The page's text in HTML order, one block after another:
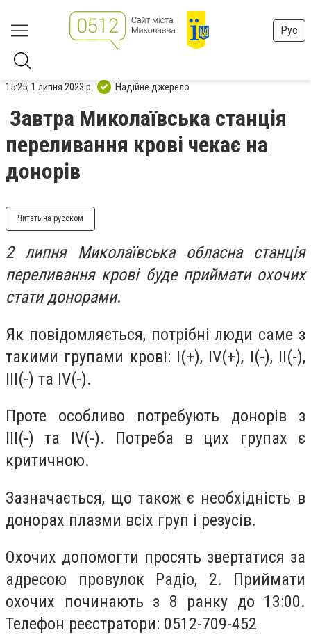
Рус
15:25, 1 липня 2023 р. Надійне джерело
Завтра Миколаївська станція
переливання крові чекає на
донорів
Читать на русском
2 липня Миколаївська обласна станція
переливання крові буде приймати охочих
стати донорами.
Як повідомляється, потрібні люди саме з
такими групами крові: І(+), IV(+), I(-), II(-),
III(-) та IV(-).
Проте особливо потребують донорів з
ІІІ(-) та IV(-). Потреба в цих групах є
критичною.
Зазначається, що також є необхідність в
донорах плазми всіх груп і резусів.
Охочих допомогти просять звертатися за
адресою провулок Радіо, 2. Приймати
охочих починають з 8 ранку до 13:00.
Телефон реєстратори: 0512-709-452